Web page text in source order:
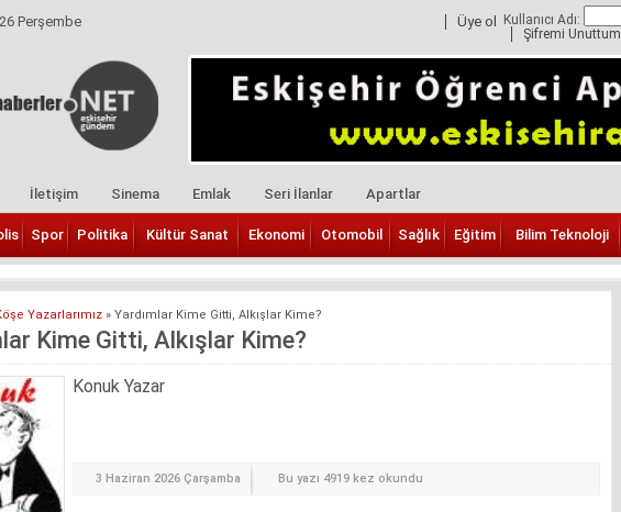
Perşembe Üye ol Kullanıcı Adı:
Şifremi Unuttum
İletişim Sinema Emlak Seri İlanlar Apartlar
Spor Politika Kültür Sanat Ekonomi Otomobil Sağlık Eğitim Bilim Teknoloji
Yazarlarımız » Yardımlar Kime Gitti, Alkışlar Kime?
Kime Gitti, Alkışlar Kime?
Konuk Yazar
3 Haziran 2026 Çarşamba Bu yazı 4919 kez okundu